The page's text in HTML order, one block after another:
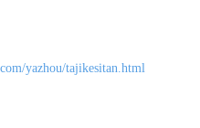
yazhou/tajikesitan.html